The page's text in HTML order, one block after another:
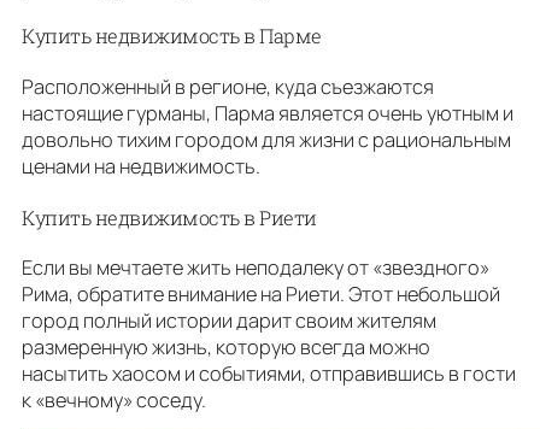
Купить недвижимость в Парме
Расположенный в регионе, куда съезжаются
настоящие гурманы, Парма является очень уютным и
довольно тихим городом для жизни с рациональным
ценами на недвижимость.
Купить недвижимость в Риети
Если вы мечтаете жить неподалеку от «звездного»
Рима, обратите внимание на Риети. Этот небольшой
город полный истории дарит своим жителям
размеренную жизнь, которую всегда можно
насытить хаосом и событиями, отправившись в гости
к «вечному» соседу.